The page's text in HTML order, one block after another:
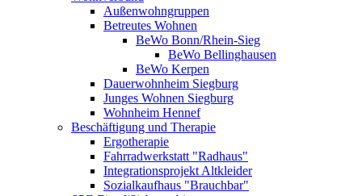
Außenwohngruppen
Betreutes Wohnen
BeWo Bonn/Rhein-Sieg
BeWo Bellinghausen
BeWo Kerpen
Dauerwohnheim Siegburg
Junges Wohnen Siegburg
Wohnheim Hennef
Beschäftigung und Therapie
Ergotherapie
Fahrradwerkstatt "Radhaus"
Integrationsprojekt Altkleider
Sozialkaufhaus "Brauchbar"